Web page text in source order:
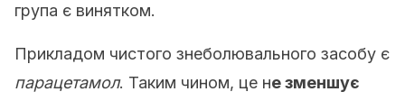
група є винятком.
Прикладом чистого знеболювального засобу є
парацетамол. Таким чином, це не зменшує